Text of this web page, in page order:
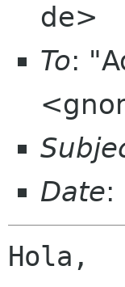
de>
To:
Date:
Hola,